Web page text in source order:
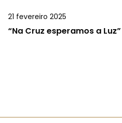
21 fevereiro 2025
“Na Cruz esperamos a Luz”